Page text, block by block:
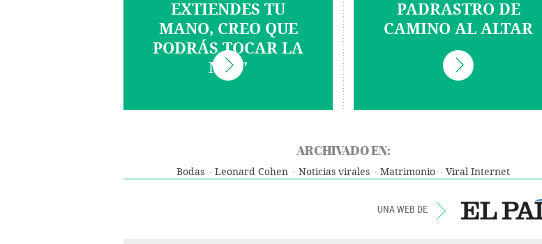
EXTIENDES TU
MANO, CREO QUE
PODRÁS TOCAR LA
MÍA"
PADRASTRO DE
CAMINO AL ALTAR
ARCHIVADO EN:
Bodas Leonard Cohen Noticias virales Matrimonio Viral Internet
UNA WEB DE